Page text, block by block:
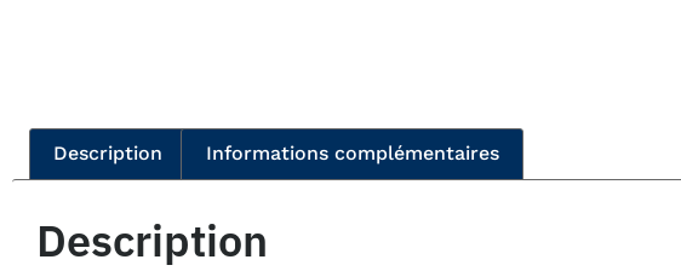
Description Informations complémentaires
Description